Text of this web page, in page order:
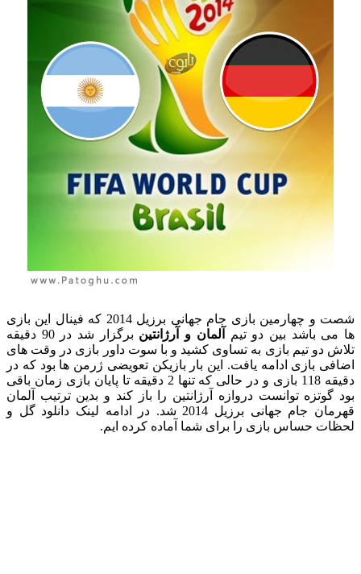
شصت و چهارمین بازی جام جهانی برزیل 2014 که فینال این بازی
باشد بین دو تیمآلمان و آرژانتین
برگزار شد در 90 دقیقه
دو تیم بازی به تساوی کشید و با سوت داور بازی در وقت های
بازی ادامه یافت. این بار بازیکن تعویضی ژرمن ها بود که در
دقیقه 118 بازی و در حالی که تنها 2 دقیقه تا پایان بازی زمان باقی
توانست دروازه آرژانتین را باز کند و بدین ترتیب آلمان
قهرمان جام جهانی برزیل 2014 شد. در ادامه لینک دانلود گل و
حساس بازی را برای شما آماده کرده ایم.